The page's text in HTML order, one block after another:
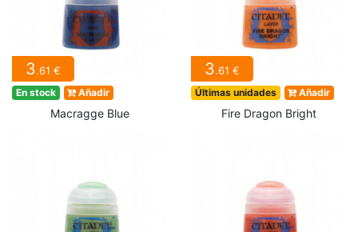
3.61 €
En stock Añadir
Macragge Blue
3.61 €
Últimas unidades Añadir
Fire Dragon Bright